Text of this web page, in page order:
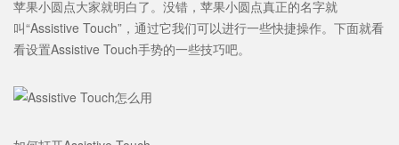
苹果小圆点大家就明白了。没错，苹果小圆点真正的名字就
叫“Assistive Touch”，通过它我们可以进行一些快捷操作。下面就看
看设置Assistive Touch手势的一些技巧吧。